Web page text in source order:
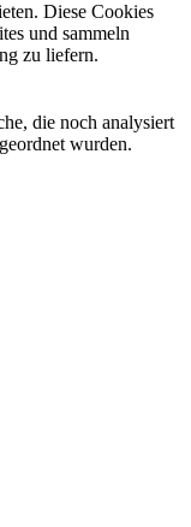
Diese Cookies
und sammeln
zu liefern.
die noch analysiert
wurden.